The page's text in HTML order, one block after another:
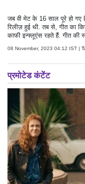
जब वी मेट के 16 साल पूरे हो गए
रिलीज़ हुई थी. तब से, गीत का
काफी इन्फ्लूएंस रहते हैं. गीत की
लुक्स को देखेंगे जो न केवल फिल्म में
08 November, 2023 04:12 IST |